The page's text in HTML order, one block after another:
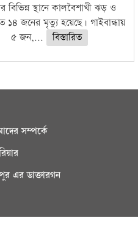
বিভিন্ন স্থানে কালবৈশাখী ঝড় ও
১৪ জনের মৃত্যু হয়েছে। গাইবান্ধায়
৫ জন,...
বিস্তারিত
সম্পর্কে
এর ডাক্তারগন